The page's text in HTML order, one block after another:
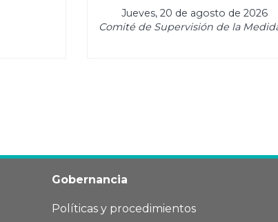
Jueves, 20 de agosto de 2026
Comité de Supervisión de la
Gobernancia
Políticas y procedimientos